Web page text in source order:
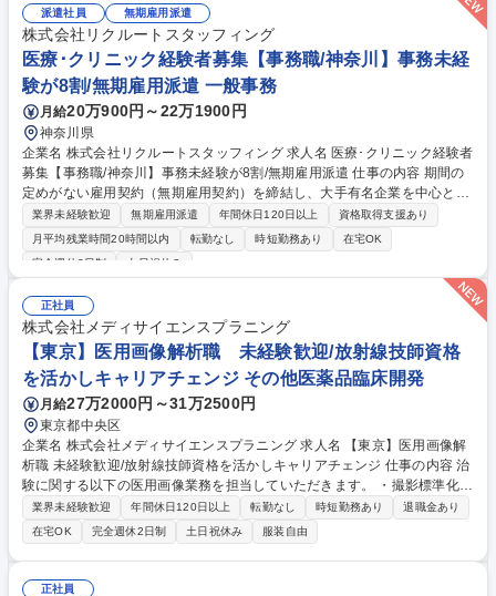
派遣社員 無期雇用派遣
株式会社リクルートスタッフィング
医療･クリニック経験者募集【事務職/神奈川】事務未経
験が8割/無期雇用派遣 一般事務
月給20万900円～22万1900円
神奈川県
企業名 株式会社リクルートスタッフィング 求人名 医療･クリニック経験者
募集【事務職/神奈川】事務未経験が8割/無期雇用派遣 仕事の内容 期間の
定めがない雇用契約（無期雇用契約）を締結し、大手有名企業を中心とし
た取引先で働く「事務職」です。コールセンター業務はございません◎ 入
社前にオンライン研修があるため未経験でもご安心ください！ 【魅力】■
就業先：総合商社や大手メーカー、金融機関など、大手有名企業がメイ
てくださるため、安心して長期的に就業できる環境です。（実際に1社で
の平均勤続年数は2年以上。直接雇用になる方も年々増えています！） ■
働きやすさ：残業は少なめ。帰りにお買い物をしたり、舞台を見に行った
りなど、プライベートも充実させている方が多いです！ 募集職種 医療･ク
リニック経験者募集【事務職/神奈川】事務未経験が8割/無期雇用派遣
業界未経験歓迎 無期雇用派遣 年間休日120日以上
資格取得支援あり
月平均残業時間20時間以内
転勤なし 時短勤務あり
在宅OK
完全週休2日制
土日祝休み
正社員
株式会社メディサイエンスプラニング
【東京】医用画像解析職 未経験歓迎/放射線技師資格
を活かしキャリアチェンジ その他医薬品臨床開発
月給27万2000円～31万2500円
東京都中央区
企業名 株式会社メディサイエンスプラニング 求人名 【東京】医用画像解
析職 未経験歓迎/放射線技師資格を活かしキャリアチェンジ 仕事の内容 治
験に関する以下の医用画像業務を担当していただきます。 ・撮影標準化条
件の検討、手順書作成、PET ファントム試験・解析 ・CT、MRI、PET 画
像等のQC（撮影パラメータや画質のチェック） 【魅力】 ・放射線技師の
経験を活かして新たなキャリアに挑戦可能 メンバーの多くがCRO 未経験
で入社しています。今までの知識や経験を活かし、治験領域の専門性を高
めることができます。※フリーコメントに続く 募集職種 【東京】医用画
業界未経験歓迎 年間休日120日以上 転勤なし 時短勤務あり
退職金あり
在宅OK
完全週休2日制 土日祝休み 服装自由
正社員